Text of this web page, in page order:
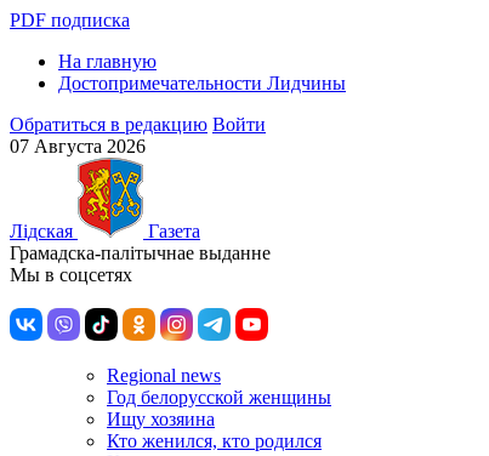
PDF подписка
На главную
Достопримечательности Лидчины
Обратиться в редакцию Войти
07 Августа 2026
Лiдская
Газета
Грамадска-палiтычнае выданне
Мы в соцсетях
Regional news
Год белорусской женщины
Ищу хозяина
Кто женился, кто родился